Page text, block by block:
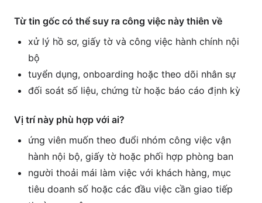
Từ tin gốc có thể suy ra công việc này thiên về
xử lý hồ sơ, giấy tờ và công việc hành chính nội
bộ
tuyển dụng, onboarding hoặc theo dõi nhân sự
đối soát số liệu, chứng từ hoặc báo cáo định kỳ
Vị trí này phù hợp với ai?
ứng viên muốn theo đuổi nhóm công việc vận
hành nội bộ, giấy tờ hoặc phối hợp phòng ban
người thoải mái làm việc với khách hàng, mục
tiêu doanh số hoặc các đầu việc cần giao tiếp